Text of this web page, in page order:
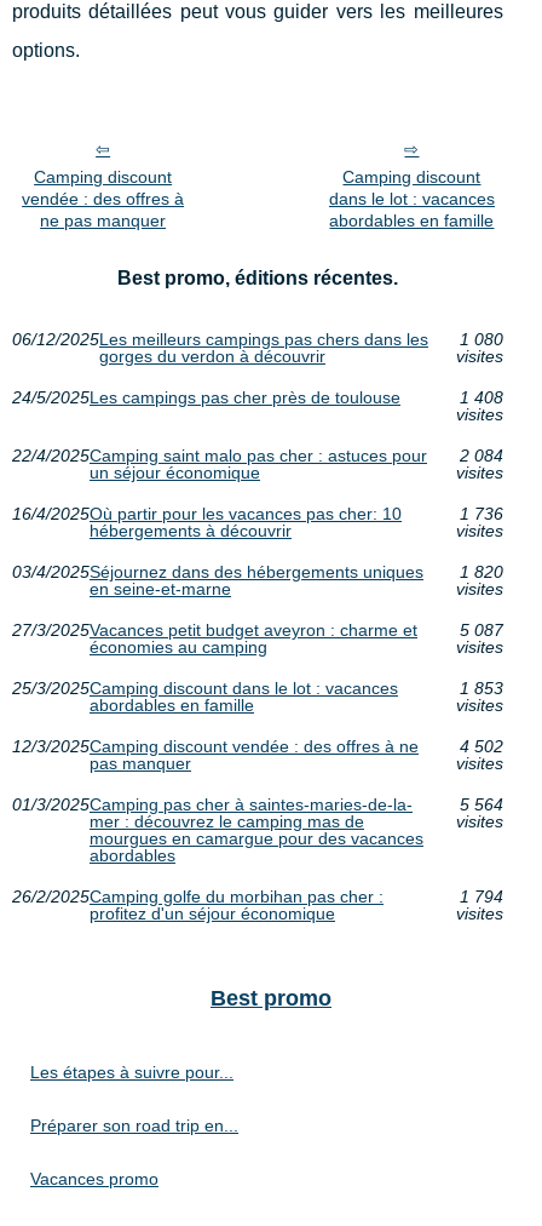
produits détaillées peut vous guider vers les meilleures
options.
Camping discount
vendée : des offres à
ne pas manquer
Camping discount
dans le lot : vacances
abordables en famille
Best promo, éditions récentes.
06/12/2025Les meilleurs campings pas chers dans les
gorges du verdon à découvrir
1 080
visites
24/5/2025Les campings pas cher près de toulouse
1 408
visites
22/4/2025Camping saint malo pas cher : astuces pour
un séjour économique
2 084
visites
16/4/2025Où partir pour les vacances pas cher: 10
hébergements à découvrir
1 736
visites
03/4/2025Séjournez dans des hébergements uniques
en seine-et-marne
1 820
visites
27/3/2025Vacances petit budget aveyron : charme et
économies au camping
5 087
visites
25/3/2025Camping discount dans le lot : vacances
abordables en famille
1 853
visites
12/3/2025Camping discount vendée : des offres à ne
pas manquer
4 502
visites
01/3/2025Camping pas cher à saintes-maries-de-la-
mer : découvrez le camping mas de
mourgues en camargue pour des vacances
abordables
5 564
visites
26/2/2025Camping golfe du morbihan pas cher :
profitez d'un séjour économique
1 794
visites
Best promo
Les étapes à suivre pour...
Préparer son road trip en...
Vacances promo